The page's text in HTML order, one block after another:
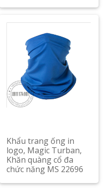
Xem chi tiết
Khẩu trang ống in
logo, Magic Turban,
Khăn quàng cổ đa
chức năng MS 22696
Xem chi tiết